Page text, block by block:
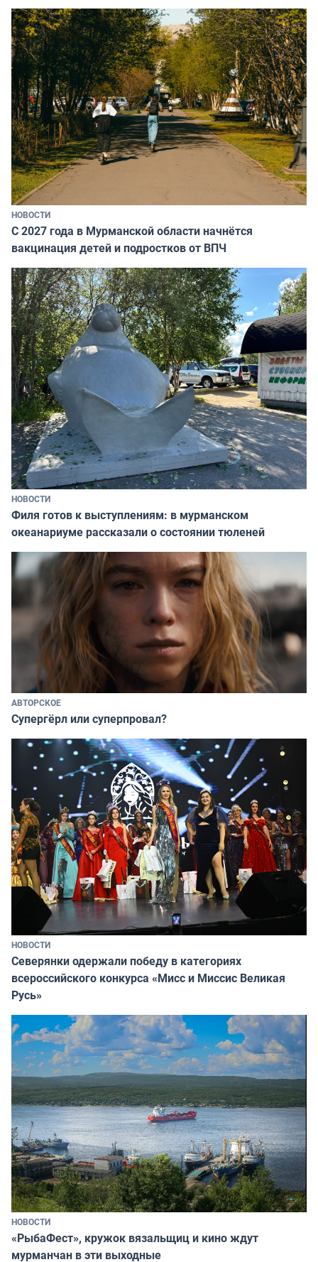
НОВОСТИ
С 2027 года в Мурманской области начнётся
вакцинация детей и подростков от ВПЧ
НОВОСТИ
Филя готов к выступлениям: в мурманском
океанариуме рассказали о состоянии тюленей
АВТОРСКОЕ
Супергёрл или суперпровал?
НОВОСТИ
Северянки одержали победу в категориях
всероссийского конкурса «Мисс и Миссис Великая
Русь»
НОВОСТИ
«РыбаФест», кружок вязальщиц и кино ждут
мурманчан в эти выходные